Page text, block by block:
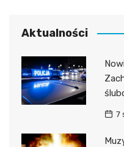
Aktualności
7